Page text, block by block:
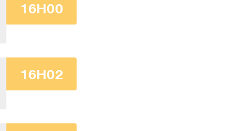
16H00
16H02